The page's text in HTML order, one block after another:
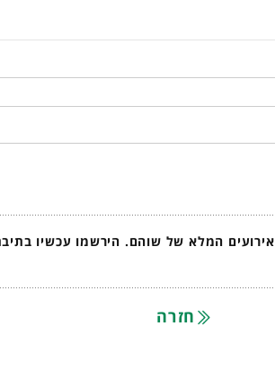
המלא של שוהם. הירשמו עכשיו
חזרה